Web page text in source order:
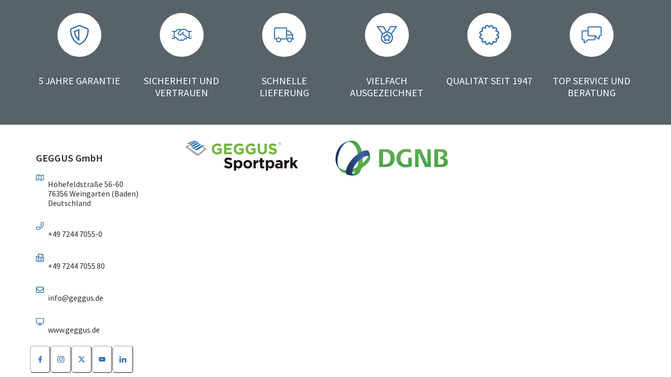
5 JAHRE GARANTIE
SICHERHEIT UND
VERTRAUEN
SCHNELLE
LIEFERUNG
VIELFACH
AUSGEZEICHNET
QUALITÄT SEIT 1947
TOP SERVICE UND
BERATUNG
GEGGUS GmbH
Höhefeldstraße 56-60
76356 Weingarten (Baden)
Deutschland
+49 7244 7055-0
+49 7244 7055 80
info@geggus.de
www.geggus.de